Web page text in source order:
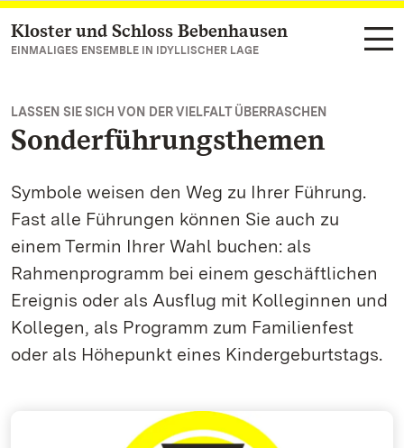
Zum Hauptinhalt springen
Kloster und Schloss Bebenhausen
EINMALIGES ENSEMBLE IN IDYLLISCHER LAGE
LASSEN SIE SICH VON DER VIELFALT ÜBERRASCHEN
Sonderführungsthemen
Symbole weisen den Weg zu Ihrer Führung.
Fast alle Führungen können Sie auch zu
einem Termin Ihrer Wahl buchen: als
Rahmenprogramm bei einem geschäftlichen
Ereignis oder als Ausflug mit Kolleginnen und
Kollegen, als Programm zum Familienfest
oder als Höhepunkt eines Kindergeburtstags.